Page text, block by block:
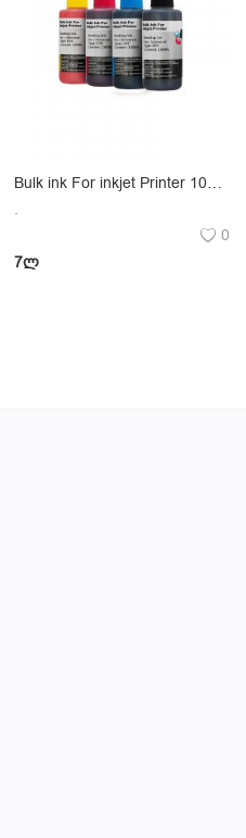
Bulk ink For inkjet Printer 100ML
.
0
7ლ